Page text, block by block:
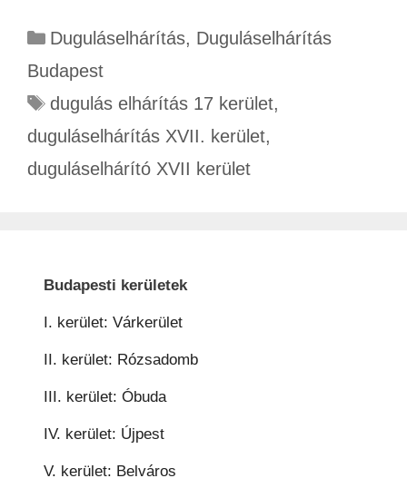
Duguláselhárítás, Duguláselhárítás
Budapest
dugulás elhárítás 17 kerület,
duguláselhárítás XVII. kerület,
duguláselhárító XVII kerület
Budapesti kerületek
I. kerület: Várkerület
II. kerület: Rózsadomb
III. kerület: Óbuda
IV. kerület: Újpest
V. kerület: Belváros